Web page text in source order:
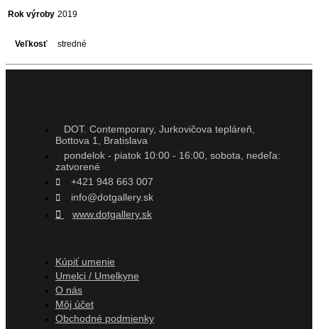
Rok výroby 2019
Veľkosť stredné
DOT. Contemporary, Jurkovičova tepláreň,
Bottova 1, Bratislava
pondelok - piatok 10:00 - 16:00, sobota, nedeľa:
zatvorené
+421 948 663 007
info@dotgallery.sk
www.dotgallery.sk
Kúpiť umenie
Umelci / Umelkyne
O nás
Môj účet
Obchodné podmienky